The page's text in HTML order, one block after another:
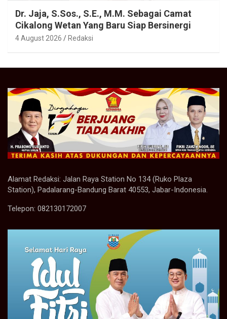
Dr. Jaja, S.Sos., S.E., M.M. Sebagai Camat
Cikalong Wetan Yang Baru Siap Bersinergi
4 August 2026 Redaksi
Alamat Redaksi: Jalan Raya Station No 134 (Ruko Plaza
Station), Padalarang-Bandung Barat 40553, Jabar-Indonesia.
Telepon: 082130172007